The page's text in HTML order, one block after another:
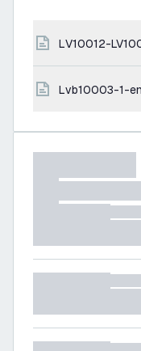
LV10012-
lvb10003-1-